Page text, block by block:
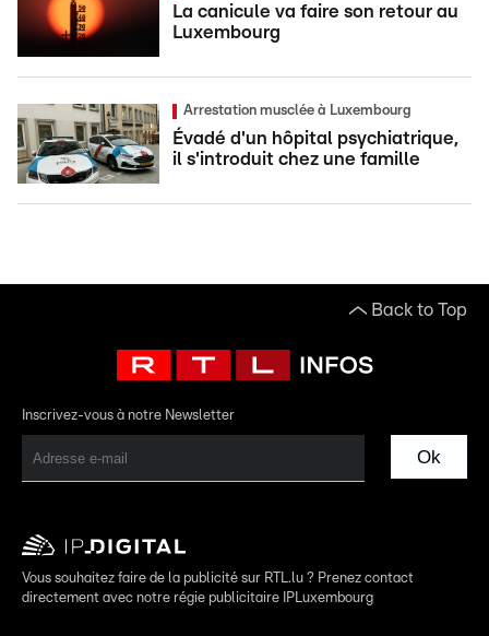
La canicule va faire son retour au
Luxembourg
Arrestation musclée à Luxembourg
Évadé d'un hôpital psychiatrique,
il s'introduit chez une famille
Back to Top
Inscrivez-vous à notre Newsletter
Ok
Vous souhaitez faire de la publicité sur RTL.lu ? Prenez contact
directement avec notre régie publicitaire IPLuxembourg